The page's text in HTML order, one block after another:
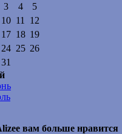
3 4
5
10 11
12
17 18 19
24 25 26
31
вам больше нравится